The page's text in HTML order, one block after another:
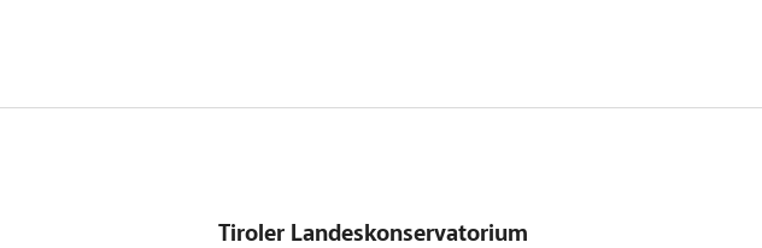
Tiroler Landeskonservatorium